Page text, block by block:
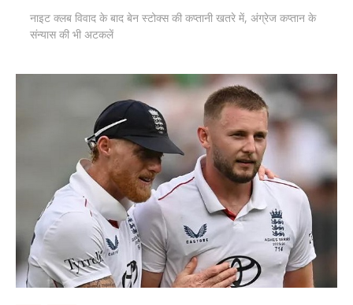
नाइट क्लब विवाद के बाद बेन स्टोक्स की कप्तानी खतरे में, अंग्रेज कप्तान के
संन्यास की भी अटकलें